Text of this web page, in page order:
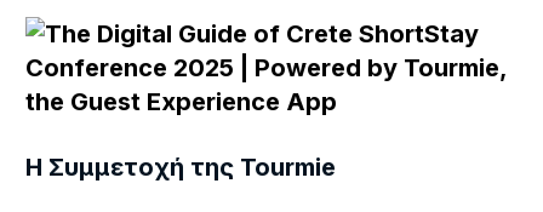
Η Συμμετοχή της Tourmie